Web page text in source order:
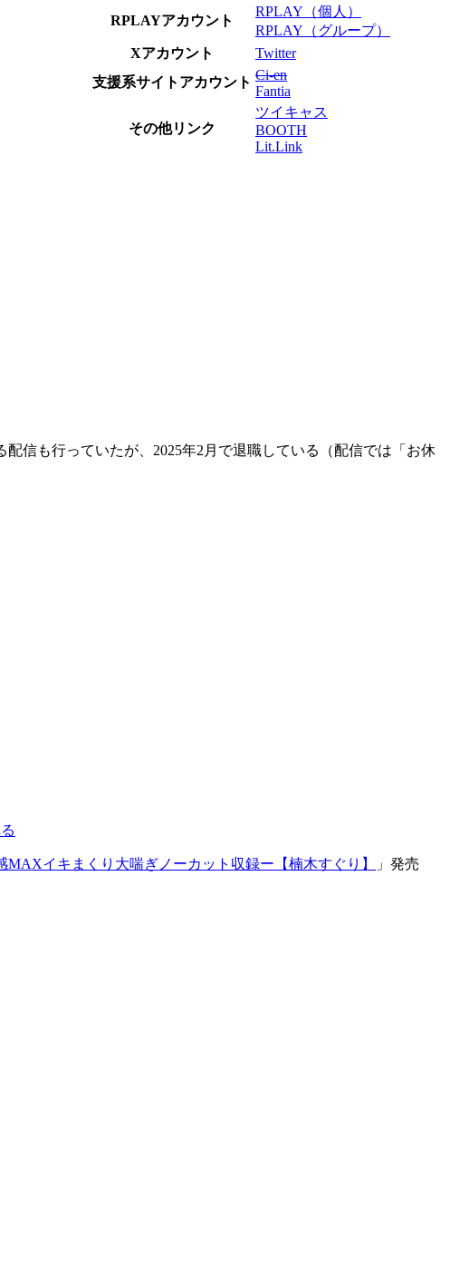
RPLAYアカウント
RPLAY（個人）
RPLAY（グループ）
Xアカウント
Twitter
支援系サイトアカウント Ci-en
Fantia
その他リンク
ツイキャス
BOOTH
Lit.Link
信も行っていたが、2025年2月で退職している（配信では「お休
イキまくり大喘ぎノーカット収録ー【楠木すぐり】 」発売